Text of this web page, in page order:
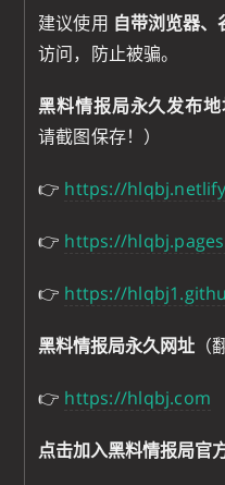
建议使用 自带浏览器
访问，防止被骗。
黑料情报局永久发布
请截图保存！）
👉 https://
👉 https://
👉 https://
黑料情报局永久网址
👉 https://hlqbj.com
点击加入黑料情报局官